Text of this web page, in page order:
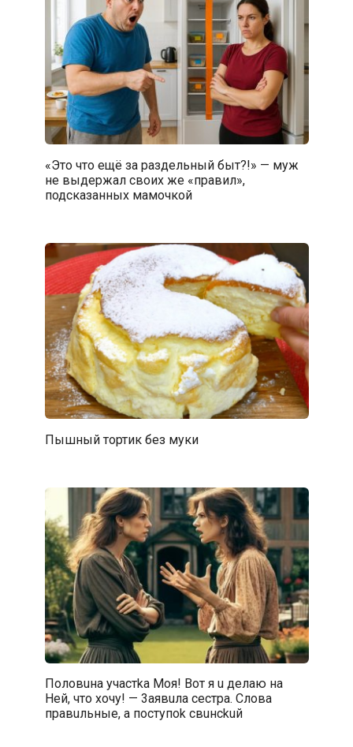
«Это что ещё за раздельный быт?!» — муж
не выдержал своих же «правил»,
подсказанных мамочкой
Пышный тортик без муки
Половuна yчастka Moя! Boт я u дeлаю на
Heй, что xoчу! — 3aявuла сестра. Cловa
пpaвuльныe, a пocтупok cвuнckuй